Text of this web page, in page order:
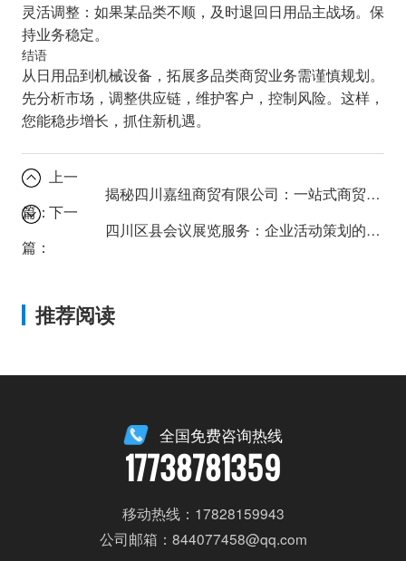
灵活调整：如果某品类不顺，及时退回日用品主战场。保
持业务稳定。
结语
从日用品到机械设备，拓展多品类商贸业务需谨慎规划。
先分析市场，调整供应链，维护客户，控制风险。这样，
您能稳步增长，抓住新机遇。
上一
篇：
揭秘四川嘉纽商贸有限公司：一站式商贸解决方案解析
下一
篇：
四川区县会议展览服务：企业活动策划的必备指南
推荐阅读
全国免费咨询热线
17738781359
移动热线：17828159943
公司邮箱：844077458@qq.com